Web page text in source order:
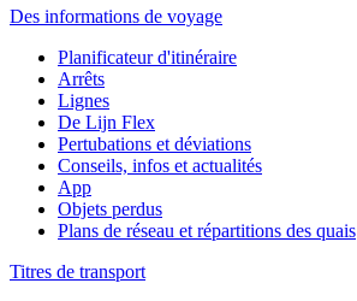
Des informations de voyage
Planificateur d'itinéraire
Arrêts
Lignes
De Lijn Flex
Pertubations et déviations
Conseils, infos et actualités
App
Objets perdus
Plans de réseau et répartitions des quais
Titres de transport